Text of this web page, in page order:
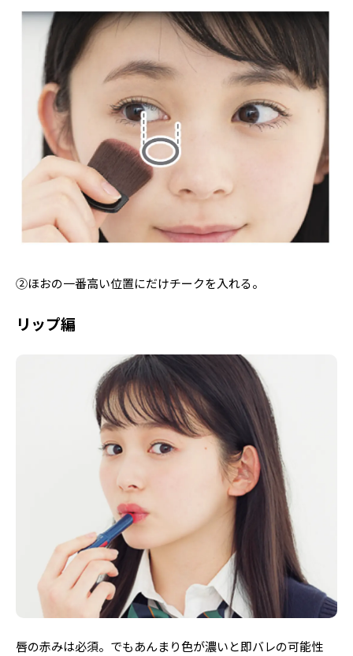
②ほおの一番高い位置にだけチークを入れる。
リップ編
唇の赤みは必須。でもあんまり色が濃いと即バレの可能性